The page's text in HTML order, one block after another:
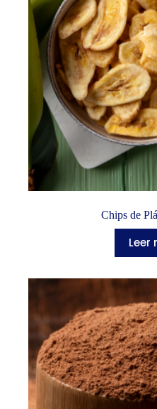
Chips de
Leer